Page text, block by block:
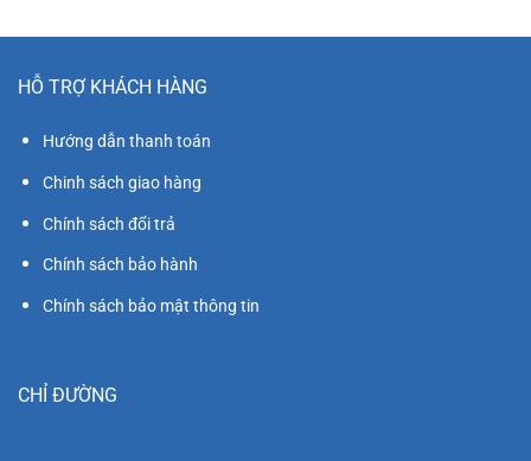
HỖ TRỢ KHÁCH HÀNG
Hướng dẫn thanh toán
Chinh sách giao hàng
Chính sách đổi trả
Chính sách bảo hành
Chính sách bảo mật thông tin
CHỈ ĐƯỜNG